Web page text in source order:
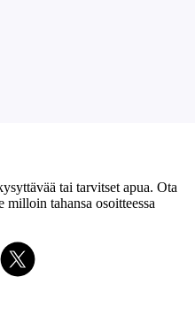
tai tarvitset apua. Ota
milloin tahansa osoitteessa